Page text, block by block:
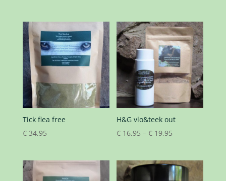
Tick flea free
€34,95
H&G vlo&teek out
€ 16,95 –€ 19,95